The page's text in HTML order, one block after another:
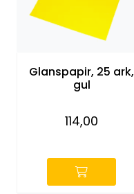
Glanspapir, 25 ark,
gul
114,00